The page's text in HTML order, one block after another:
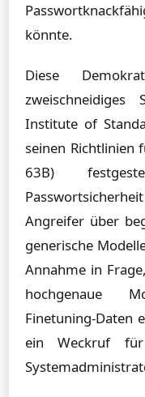
könnte.
Diese
Institute of
seinen Richtlinien
63B)
Angreifer über
generische
Annahme in
hochgenaue
Finetuning-Daten
ein Weckruf für